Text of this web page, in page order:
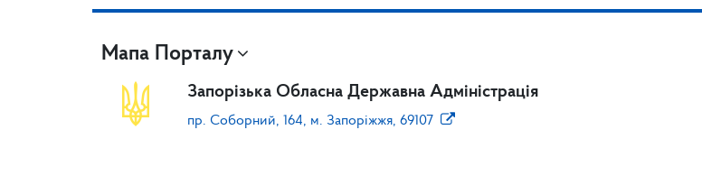
Мапа Порталу
Запорізька Обласна Державна Адміністрація
пр. Соборний, 164, м. Запоріжжя, 69107